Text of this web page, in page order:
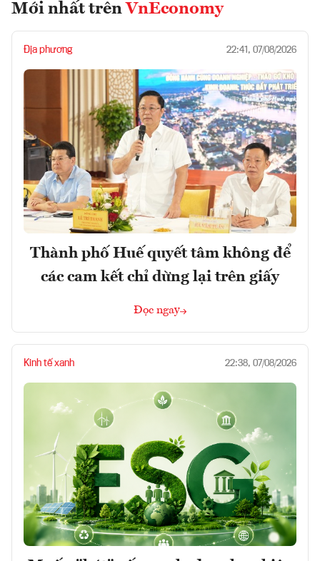
Mới nhất trên VnEconomy
Địa phương 22:41, 07/08/2026
Thành phố Huế quyết tâm không để
các cam kết chỉ dừng lại trên giấy
Đọc ngay
Kinh tế xanh 22:38, 07/08/2026